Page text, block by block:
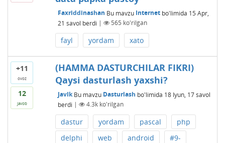
Faxriddinashan Bu mavzu Internetbo'limida 15 Apr,
21 savol berdi | 565 ko'rilgan
fayl yordam xato
+11
ovoz
12
javob
(HAMMA DASTURCHILAR FIKRI)
Qaysi dasturlash yaxshi?
JavIk Bu mavzu Dasturlash bo'limida 18 Iyun, 17 savol
berdi | 4.3kko'rilgan
dastur yordam pascal
php
delphi
web android #9-